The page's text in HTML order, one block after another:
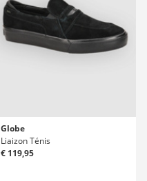
Globe
Liaizon Ténis
€ 119,95